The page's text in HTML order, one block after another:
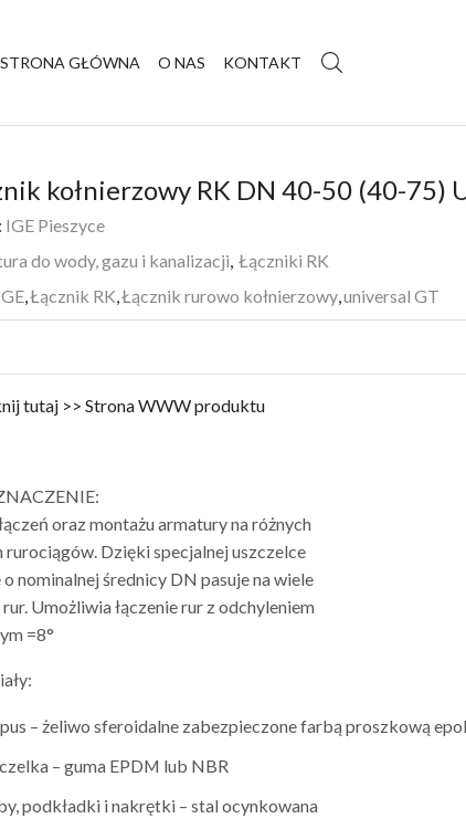
STRONA GŁÓWNA O NAS KONTAKT
kołnierzowy RK DN 40-50 (40-75)
IGE Pieszyce
do wody, gazu i kanalizacji, Łączniki RK
,Łącznik RK,Łącznik rurowo kołnierzowy,universal GT
tutaj >> Strona WWW produktu
oraz montażu armatury na różnych
rurociągów. Dzięki specjalnej uszczelce
o nominalnej średnicy DN pasuje na wiele
Umożliwia łączenie rur z odchyleniem
=8°
– żeliwo sferoidalne zabezpieczone farbą proszkową
– guma EPDM lub NBR
podkładki i nakrętki – stal ocynkowana